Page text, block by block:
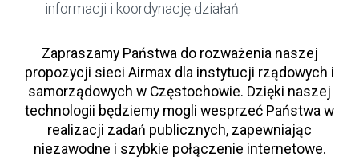
informacji i koordynację działań.
Zapraszamy Państwa do rozważenia naszej
propozycji sieci Airmax dla instytucji rządowych i
samorządowych w Częstochowie. Dzięki naszej
technologii będziemy mogli wesprzeć Państwa w
realizacji zadań publicznych, zapewniając
niezawodne i szybkie połączenie internetowe.